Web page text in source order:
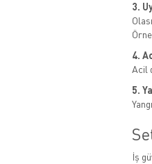
3.
4.
Acil
5.
İş